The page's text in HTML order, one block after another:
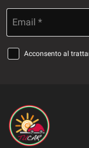
Email *
Acconsento al
le
tue
qualsiasi